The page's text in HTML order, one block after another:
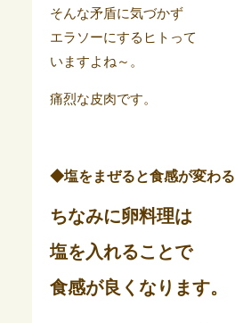
そんな矛盾に気づかず
エラソーにするヒトって
いますよね～。
痛烈な皮肉です。
◆塩をまぜると食感が変わる
ちなみに卵料理は
塩を入れることで
食感が良くなります。